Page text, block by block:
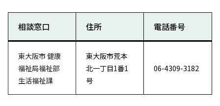
相談窓口 住所 電話番号
東大阪市 健康
福祉局福祉部
生活福祉課
東大阪市荒本
北一丁目1番1
号
06-4309-3182